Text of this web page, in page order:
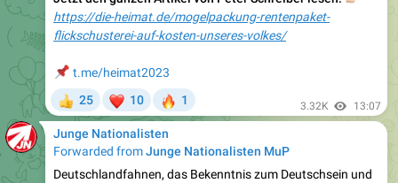
t.me/heimat2023
🔥
Junge Nationalisten
Forwarded fromJunge Nationalisten MuP
Deutschlandfahnen, das Bekenntnis zum Deutschsein und
das Bewahren unserer Traditionen reichen heute schon
aus, um die üblichen Antideutschen in Rage zu versetzen.